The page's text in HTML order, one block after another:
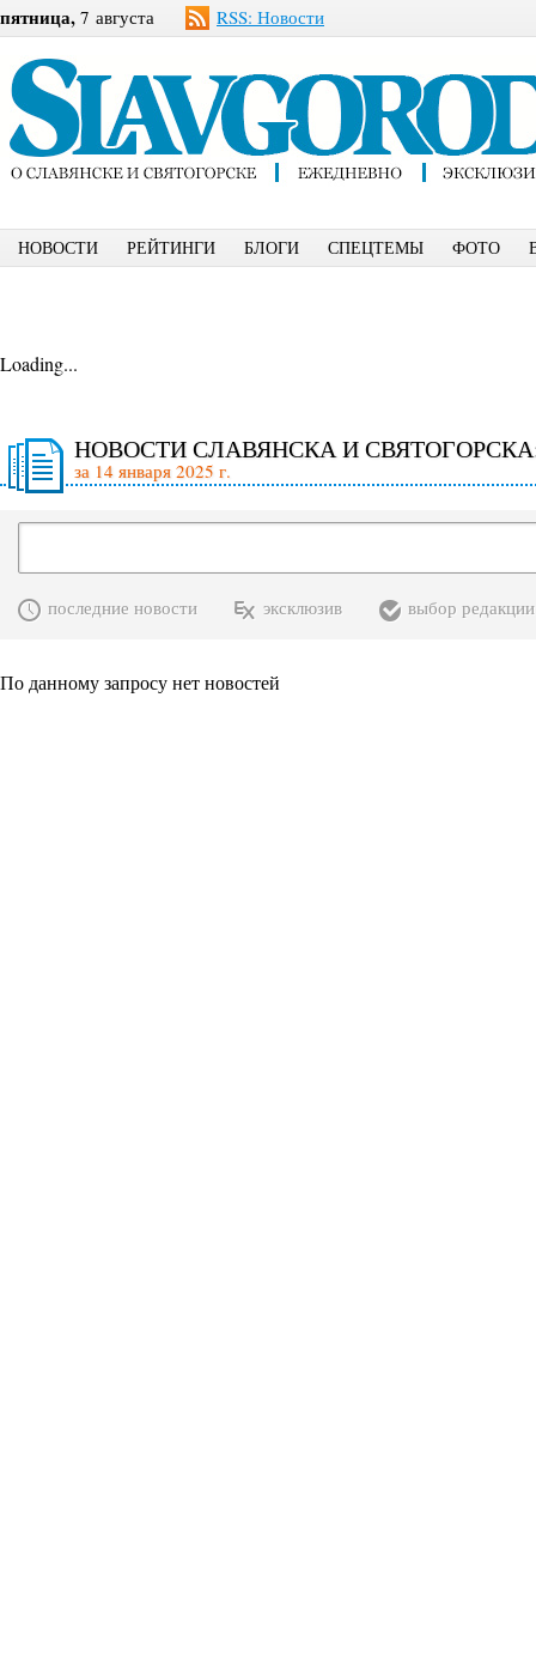
пятница, 7 августа RSS: Новости
НОВОСТИ РЕЙТИНГИ БЛОГИ СПЕЦТЕМЫ ФОТО
Loading...
НОВОСТИ СЛАВЯНСКА И
за 14 января 2025 г.
последние новости эксклюзив выбор редакции
По данному запросу нет новостей